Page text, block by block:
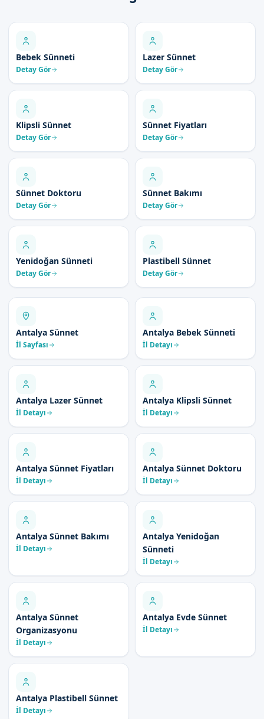
Bebek Sünneti
Detay Gör
Lazer Sünnet
Detay Gör
Klipsli Sünnet
Detay Gör
Sünnet Fiyatları
Detay Gör
Sünnet Doktoru
Detay Gör
Sünnet Bakımı
Detay Gör
Yenidoğan Sünneti
Detay Gör
Plastibell Sünnet
Detay Gör
Antalya Sünnet
İl Sayfası
Antalya Bebek Sünneti
İl Detayı
Antalya Lazer Sünnet
İl Detayı
Antalya Klipsli Sünnet
İl Detayı
Antalya Sünnet Fiyatları
İl Detayı
Antalya Sünnet Doktoru
İl Detayı
Antalya Sünnet Bakımı
İl Detayı
Antalya Yenidoğan
Sünneti
İl Detayı
Antalya Sünnet
Organizasyonu
İl Detayı
Antalya Evde Sünnet
İl Detayı
Antalya Plastibell Sünnet
İl Detayı